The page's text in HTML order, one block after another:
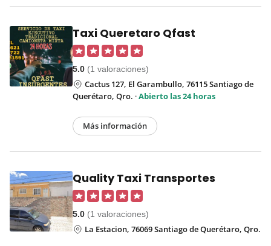
Taxi Queretaro Qfast
5.0 (1 valoraciones)
Cactus 127, El Garambullo, 76115 Santiago de
Querétaro, Qro. ·Abierto las 24 horas
Más información
Quality Taxi Transportes
5.0 (1 valoraciones)
La Estacion, 76069 Santiago de Querétaro, Qro.